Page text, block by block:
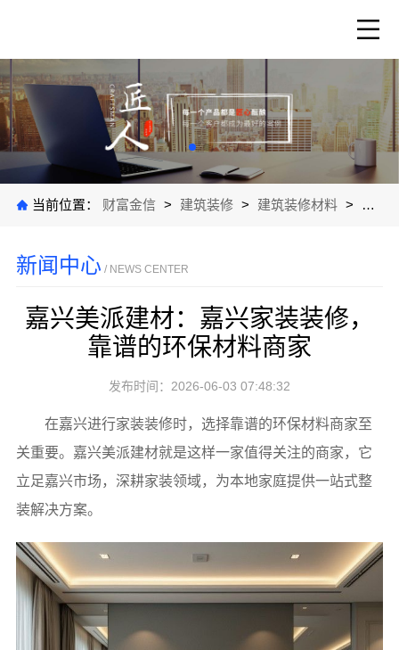
当前位置： 财富金信 > 建筑装修 > 建筑装修材料 > 公司
新闻中心 / NEWS CENTER
嘉兴美派建材：嘉兴家装装修，
靠谱的环保材料商家
发布时间：2026-06-03 07:48:32
在嘉兴进行家装装修时，选择靠谱的环保材料商家至
关重要。嘉兴美派建材就是这样一家值得关注的商家，它
立足嘉兴市场，深耕家装领域，为本地家庭提供一站式整
装解决方案。